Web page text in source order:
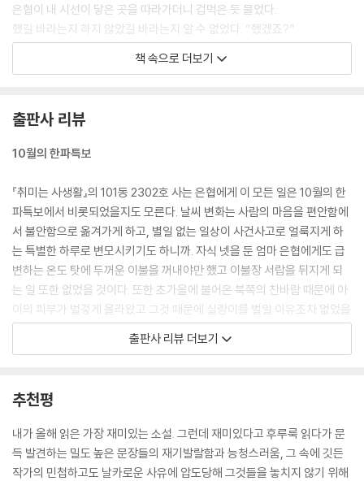
은협이 내 시선이 닿은 곳을 따라가더니 겁먹은 듯 물었다.
했길 바라는지 하지 않았길 바라는지 알 수 없었다. “했겠죠?”
“했어요.” 내가 미래를 과거로 만들었다.
터? 나로부터, 내 시간으로부터. 불만은 없었다. 내가 은협으로 하여금 나
를 뺏게 했으므로.
책 속으로 더보기
출판사 리뷰
10월의 한파특보
『취미는 사생활』의 101동 2302호 사는 은협에게 이 모든 일은 10월의 한
파특보에서 비롯되었을지도 모른다. 날씨 변화는 사람의 마음을 편안함에
서 불안함으로 옮겨가게 하고, 별일 없는 일상이 사건사고로 얼룩지게 하
는 특별한 하루로 변모시키기도 하니까. 자식 넷을 둔 엄마 은협에게도 급
변하는 온도 탓에 두꺼운 이불을 꺼내야만 했고 이불장 서랍을 뒤지게 되
는 일 또한 없었을 것이다. 또한 초가을에 불어온 북쪽의 찬바람 때문에 아
이의 피부가 벌겋게 올라왔고 그것 때문에 실랑이를 벌일 이유조차 없었을
것이다. 또 아랫집 2202호 사는 ‘나’에게 막내 갓난아기를 맡길 일도 없었
을 테고. 문제는 날씨가 급변했다는 것이다. 급변한 날씨를 예상하지 못한
거라고, 이상기후로 인해 찬바람이 불어오기 전까지는 절대 그런 일이 벌
어질 거라고 생각하지 않았다.
확실한 절망을 뒤로하고 불확실한 희망에 목숨 건 사람들
출판사 리뷰 더보기
추천평
내가 올해 읽은 가장 재미있는 소설. 그런데 재미있다고 후루룩 읽다가 문
득 발견하는 밀도 높은 문장들의 재기발랄함과 능청스러움, 그 속에 깃든
작가의 민첩하고도 날카로운 사유에 압도당해 그것들을 놓치지 않기 위해